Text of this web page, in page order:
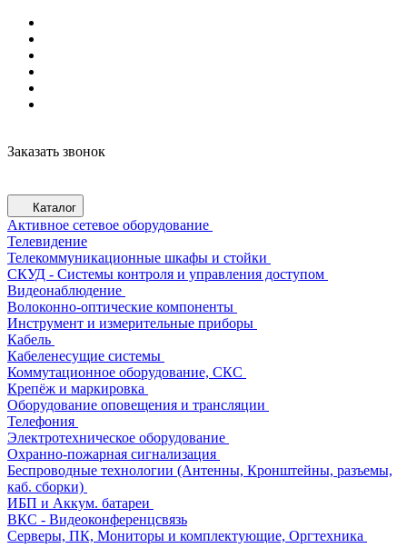
Заказать звонок
Каталог
Активное сетевое оборудование
Телевидение
Телекоммуникационные шкафы и стойки
СКУД - Системы контроля и управления доступом
Видеонаблюдение
Волоконно-оптические компоненты
Инструмент и измерительные приборы
Кабель
Кабеленесущие системы
Коммутационное оборудование, СКС
Крепёж и маркировка
Оборудование оповещения и трансляции
Телефония
Электротехническое оборудование
Охранно-пожарная сигнализация
Беспроводные технологии (Антенны, Кронштейны, разъемы,
каб. сборки)
ИБП и Аккум. батареи
ВКС - Видеоконференцсвязь
Серверы, ПК, Мониторы и комплектующие, Оргтехника